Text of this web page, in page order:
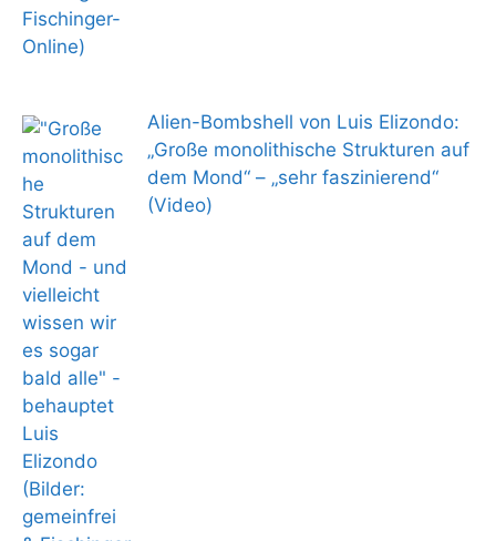
Alien-Bombshell von Luis Elizondo:
„Große monolithische Strukturen auf
dem Mond“ – „sehr faszinierend“
(Video)